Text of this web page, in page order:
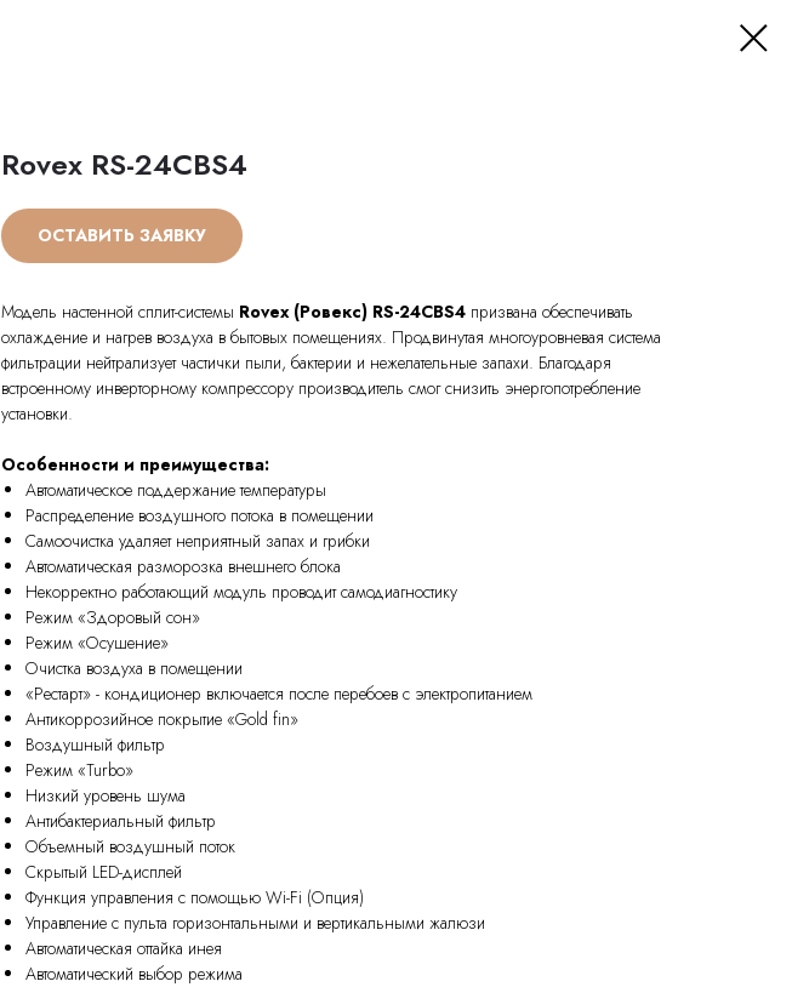
Rovex RS-24CBS4
ОСТАВИТЬ ЗАЯВКУ
Модель настенной сплит-системы Rovex (Ровекс) RS-24CBS4 призвана обеспечивать
охлаждение и нагрев воздуха в бытовых помещениях. Продвинутая многоуровневая система
фильтрации нейтрализует частички пыли, бактерии и нежелательные запахи. Благодаря
встроенному инверторному компрессору производитель смог снизить энергопотребление
установки.
Особенности и преимущества:
Автоматическое поддержание температуры
Распределение воздушного потока в помещении
Самоочистка удаляет неприятный запах и грибки
Автоматическая разморозка внешнего блока
Некорректно работающий модуль проводит самодиагностику
Режим «Здоровый сон»
Режим «Осушение»
Очистка воздуха в помещении
«Рестарт» - кондиционер включается после перебоев с электропитанием
Антикоррозийное покрытие «Gold fin»
Воздушный фильтр
Режим «Turbo»
Низкий уровень шума
Антибактериальный фильтр
Объемный воздушный поток
Скрытый LED-дисплей
Функция управления с помощью Wi-Fi (Опция)
Управление с пульта горизонтальными и вертикальными жалюзи
Автоматическая оттайка инея
Автоматический выбор режима